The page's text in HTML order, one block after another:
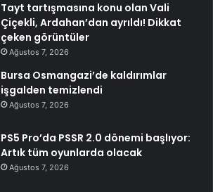
Tayt tartışmasına konu olan Vali
Çiçekli, Ardahan’dan ayrıldı! Dikkat
çeken görüntüler
Ağustos 7, 2026
Bursa Osmangazi’de kaldırımlar
işgalden temizlendi
Ağustos 7, 2026
PS5 Pro’da PSSR 2.0 dönemi başlıyor:
Artık tüm oyunlarda olacak
Ağustos 7, 2026